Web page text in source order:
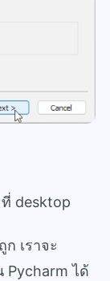
desktop
ก เราจะ
Pycharm ได้